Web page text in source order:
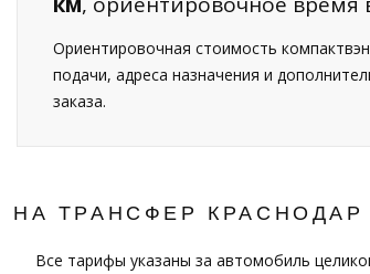
Ориентировочная стоимость
подачи, адреса назначения и
заказа.
НА ТРАНСФЕР
Все тарифы указаны за автомобиль